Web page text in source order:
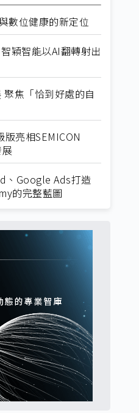
數位健康的新定位
穎智能以AI翻轉射出
焦「恰到好處的自
亮相SEMICON
、Google Ads打造
的完整藍圖